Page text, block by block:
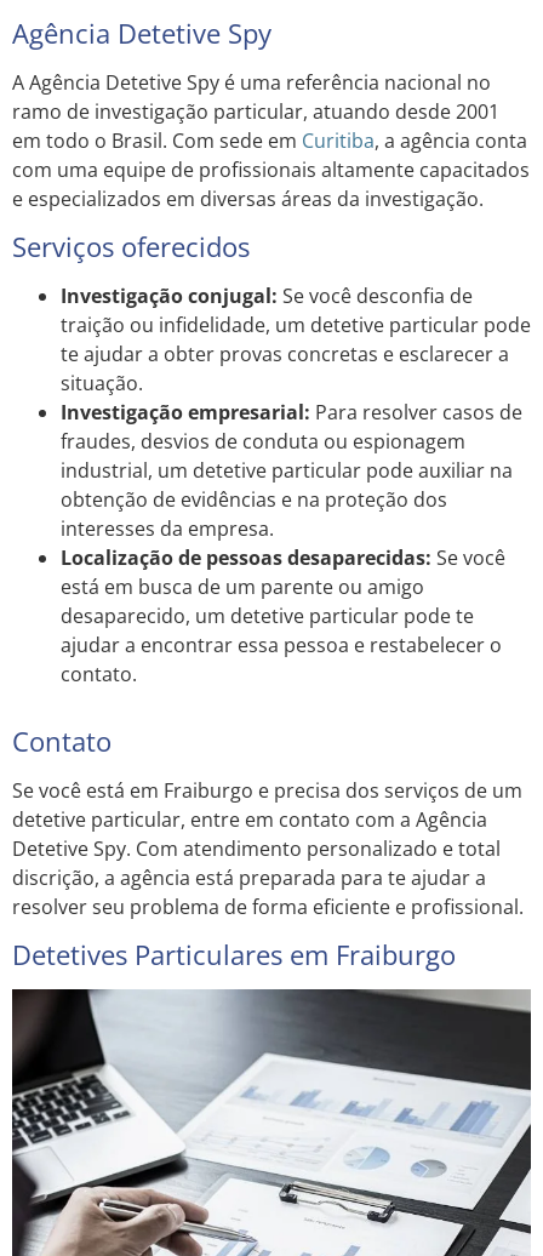
Agência Detetive Spy
A Agência Detetive Spy é uma referência nacional no
ramo de investigação particular, atuando desde 2001
em todo o Brasil. Com sede em Curitiba, a agência conta
com uma equipe de profissionais altamente capacitados
e especializados em diversas áreas da investigação.
Serviços oferecidos
Investigação conjugal: Se você desconfia de
traição ou infidelidade, um detetive particular pode
te ajudar a obter provas concretas e esclarecer a
situação.
Investigação empresarial: Para resolver casos de
fraudes, desvios de conduta ou espionagem
industrial, um detetive particular pode auxiliar na
obtenção de evidências e na proteção dos
interesses da empresa.
Localização de pessoas desaparecidas: Se você
está em busca de um parente ou amigo
desaparecido, um detetive particular pode te
ajudar a encontrar essa pessoa e restabelecer o
contato.
Contato
Se você está em Fraiburgo e precisa dos serviços de um
detetive particular, entre em contato com a Agência
Detetive Spy. Com atendimento personalizado e total
discrição, a agência está preparada para te ajudar a
resolver seu problema de forma eficiente e profissional.
Detetives Particulares em Fraiburgo